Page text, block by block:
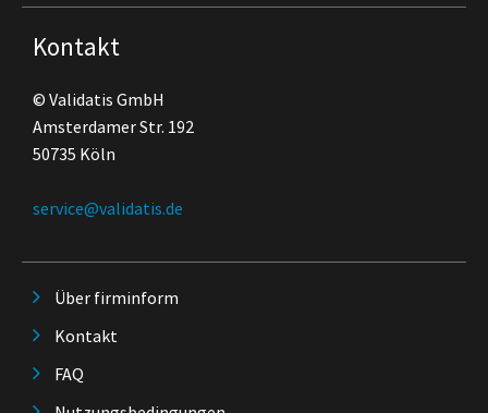
Kontakt
© Validatis GmbH
Amsterdamer Str. 192
50735 Köln
service@validatis.de
Über firminform
Kontakt
FAQ